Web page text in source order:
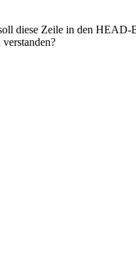
diese Zeile in den HEAD-